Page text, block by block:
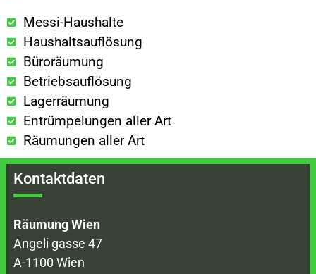
Messi-Haushalte
Haushaltsauflösung
Büroräumung
Betriebsauflösung
Lagerräumung
Entrümpelungen aller Art
Räumungen aller Art
Kontaktdaten
Räumung Wien
Angeli gasse 47
A-1100 Wien